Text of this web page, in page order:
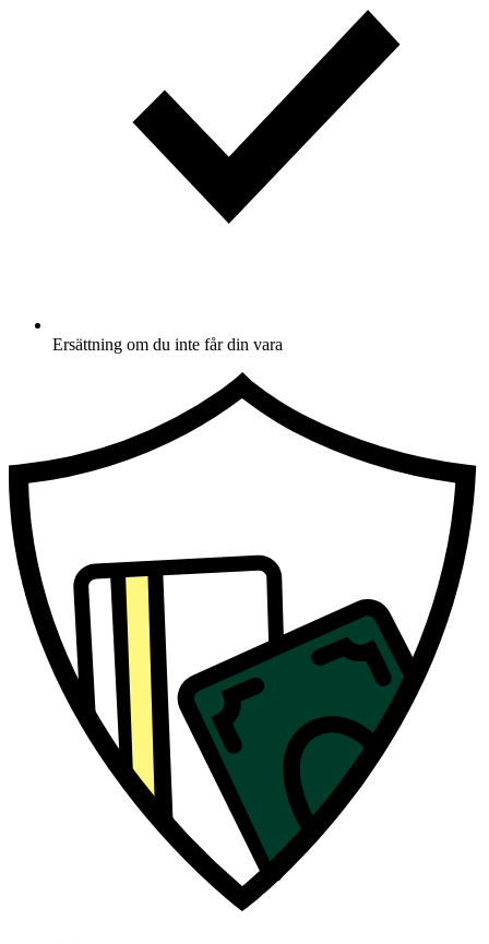
Ersättning om du inte får din vara